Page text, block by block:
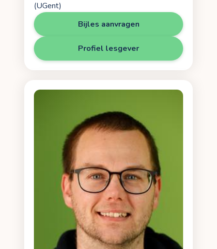
(UGent)
Bijles aanvragen
Profiel lesgever